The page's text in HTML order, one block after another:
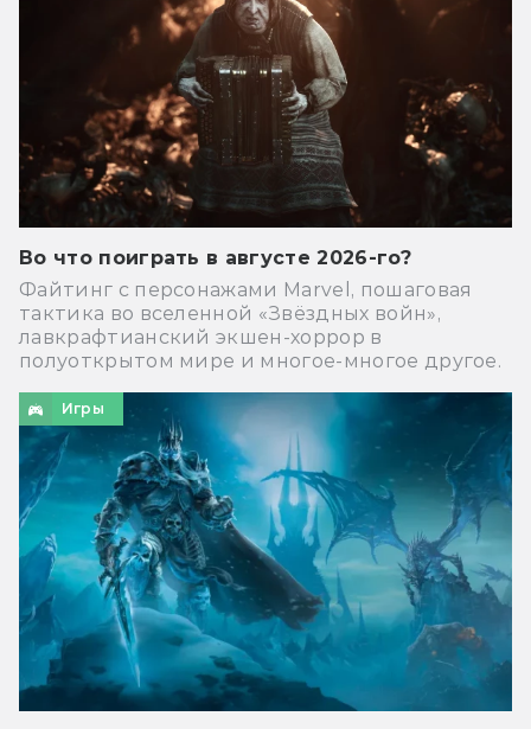
Во что поиграть в августе 2026-го?
Файтинг с персонажами Marvel, пошаговая
тактика во вселенной «Звёздных войн»,
лавкрафтианский экшен-хоррор в
полуоткрытом мире и многое-многое другое.
Игры